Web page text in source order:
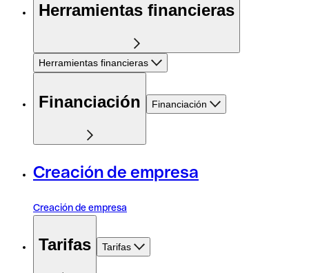
Herramientas financieras
Herramientas financieras
Financiación Financiación
Creación de empresa
Creación de empresa
Tarifas Tarifas